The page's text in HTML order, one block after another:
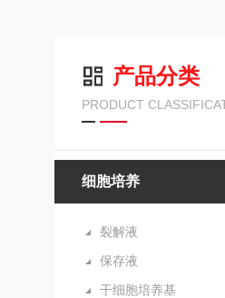
产品分类
PRODUCT
细胞培养
裂解液
保存液
干细胞培养基